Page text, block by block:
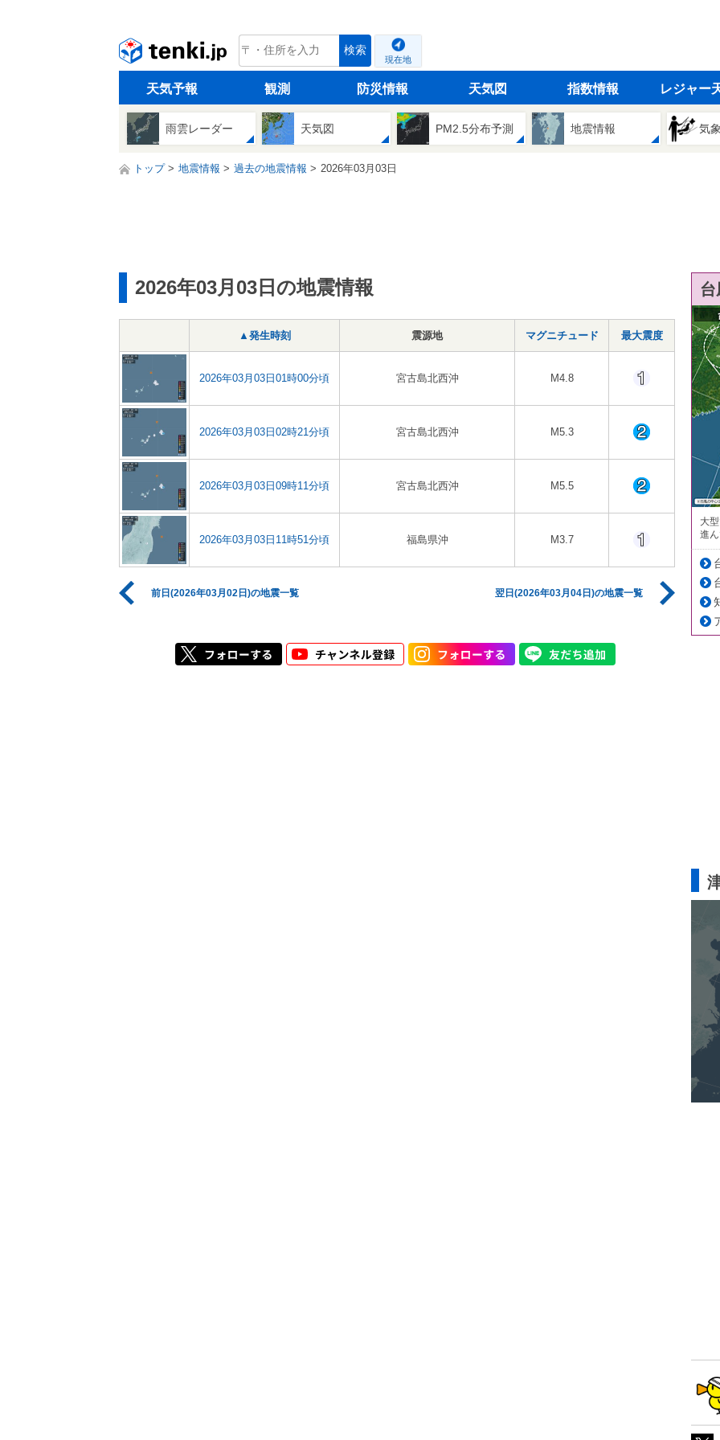
tenki.jp 検索
現在地
天気予報 観測 防災情報 天気図 指数情報 レジャー
雨雲レーダー 天気図 PM2.5分布予測 地震情報 気
トップ 地震情報 過去の地震情報 2026年03月03日
2026年03月03日の地震情報
▲発生時刻 震源地 マグニチュード 最大震度
2026年03月03日01時00分頃 宮古島北西沖 M4.8
2026年03月03日02時21分頃 宮古島北西沖 M5.3
2026年03月03日09時11分頃 宮古島北西沖 M5.5
2026年03月03日11時51分頃 福島県沖 M3.7
前日(2026年03月02日)の地震一覧 翌日(2026年03月04日)の地震一覧
大
進